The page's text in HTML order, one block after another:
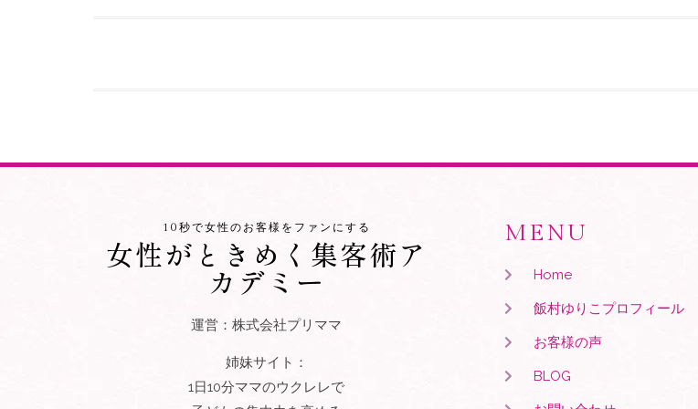
10秒で女性のお客様をファンにする
女性がときめく集客術ア
カデミー
運営：株式会社プリママ
姉妹サイト：
1日10分ママのウクレレで
MENU
Home
飯村ゆりこプロフィール
お客様の声
BLOG